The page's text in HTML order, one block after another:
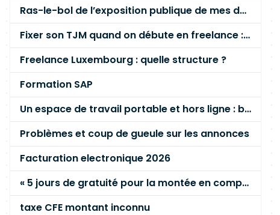
Ras-le-bol de l’exposition publique de mes données personnelles liées à mon entreprise
Fixer son TJM quand on débute en freelance : la méthode mathématique (et pas au feeling) 🛑
Freelance Luxembourg : quelle structure ?
Formation SAP
Un espace de travail portable et hors ligne : besoin réel ou fausse bonne idée ?
Problèmes et coup de gueule sur les annonces
Facturation electronique 2026
« 5 jours de gratuité pour la montée en compétence »
taxe CFE montant inconnu